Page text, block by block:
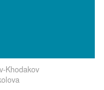
Khodakov